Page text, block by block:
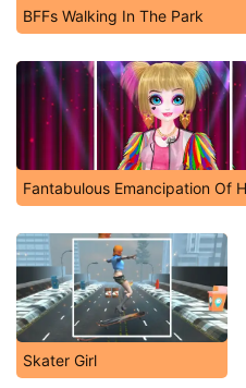
BFFs Walking In The Park
Fantabulous Emancipation Of
Skater Girl